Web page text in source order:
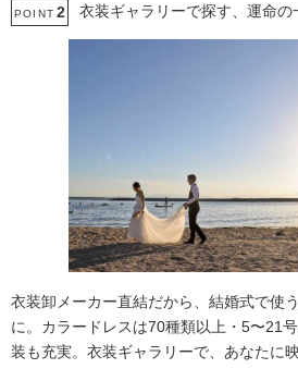
POINT 2 衣装ギャラリーで探す、運命の
衣装卸メーカー直結だから、結婚式で使
に。カラードレスは70種類以上・5〜21
装も充実。衣装ギャラリーで、あなたに